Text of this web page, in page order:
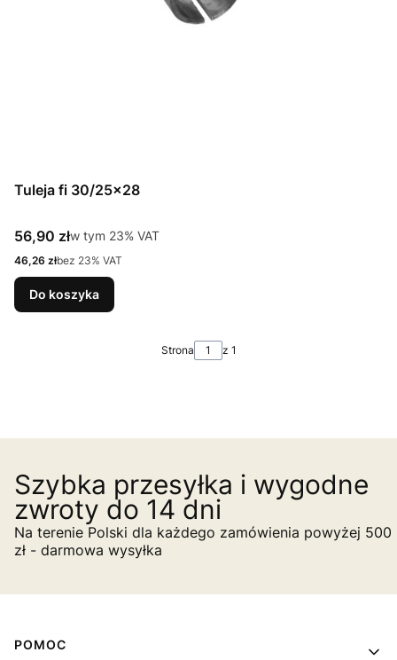
Tuleja fi 30/25x28
Cena brutto
56,90 złw tym %s VAT
w tym 23% VAT
Cena netto
46,26 złbez 23% VAT
Do koszyka
Strona z 1
Szybka przesyłka i wygodne
zwroty do 14 dni
Na terenie Polski dla każdego zamówienia powyżej 500
zł - darmowa wysyłka
Linki w stopce
POMOC